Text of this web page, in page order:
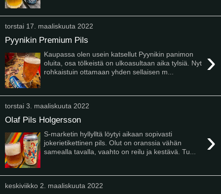
torstai 17. maaliskuuta 2022
Pyynikin Premium Pils
›
Kaupassa olen usein katsellut Pyynikin panimon
oluita, osa tölkeistä on ulkoasultaan aika tylsiä. Nyt
rohkaistuin ottamaan yhden sellaisen m...
torstai 3. maaliskuuta 2022
Olaf Pils Holgersson
›
S-marketin hyllylltä löytyi aikaan sopivasti
jokerietikettinen pils. Olut on oranssia vähän
samealla tavalla, vaahto on reilu ja kestävä. Tu...
keskiviikko 2. maaliskuuta 2022